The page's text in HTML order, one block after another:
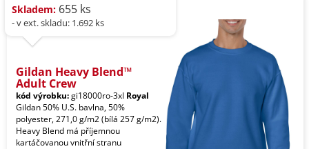
Skladem: 655 ks
- v ext. skladu: 1.692 ks
Gildan Heavy Blend™
Adult Crew
kód výrobku:gi18000ro-3xl Royal
Gildan 50% U.S. bavlna, 50%
polyester, 271,0 g/m2 (bílá 257 g/m2).
Heavy Blend má příjemnou
kartáčovanou vnitřní stranu